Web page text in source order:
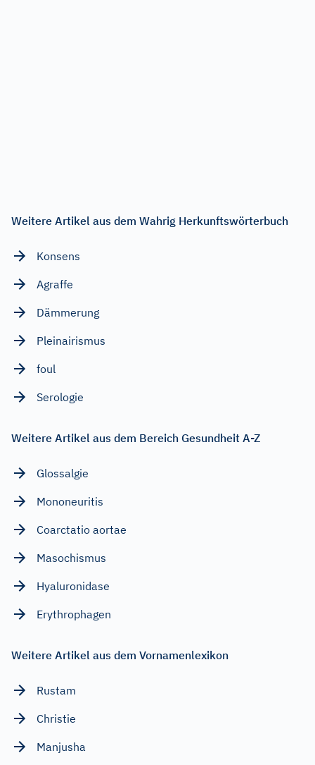
Weitere Artikel aus dem Wahrig Herkunftswörterbuch
Konsens
Agraffe
Dämmerung
Pleinairismus
foul
Serologie
Weitere Artikel aus dem Bereich Gesundheit A-Z
Glossalgie
Mononeuritis
Coarctatio aortae
Masochismus
Hyaluronidase
Erythrophagen
Weitere Artikel aus dem Vornamenlexikon
Rustam
Christie
Manjusha